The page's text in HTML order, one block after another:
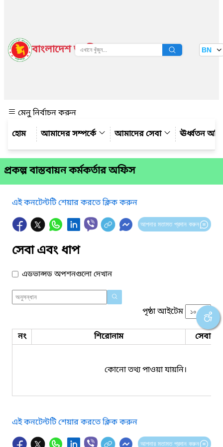
বাংলাদেশ জাতীয় তথ্য বাতায়ন BN
মেনু নির্বাচন করুন
আমাদের সম্পর্কে
আমাদের সেবা ঊর্ধ্বতন
প্রকল্প বাস্তবায়ন কর্মকর্তার অফিস
এই কনটেন্টটি শেয়ার করতে ক্লিক করুন
আপনার মতামত প্রদান করুন
সেবা এবং ধাপ
এডভান্সড অপশনগুলো দেখান
পৃষ্ঠা আইটেম
নং শিরোনাম সেবার
কোনো তথ্য পাওয়া যায়নি।
এই কনটেন্টটি শেয়ার করতে ক্লিক করুন
আপনার মতামত প্রদান করুন